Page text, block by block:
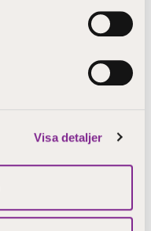
Visa detaljer